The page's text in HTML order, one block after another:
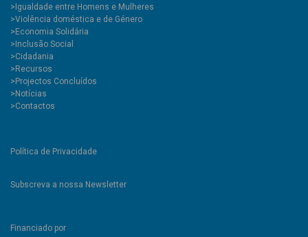
>Igualdade entre Homens e Mulheres
>Violência doméstica e de Género
>Economia Solidária
>Inclusão Social
>Cidadania
>Recursos
>Projectos Concluídos
>Notícias
>Contactos
Política de Privacidade
Subscreva a nossa Newsletter
Financiado por